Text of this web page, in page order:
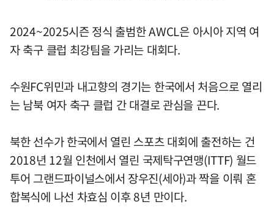
2024~2025시즌 정식 출범한 AWCL은 아시아 지역 여
자 축구 클럽 최강팀을 가리는 대회다.
수원FC위민과 내고향의 경기는 한국에서 처음으로 열리
는 남북 여자 축구 클럽 간 대결로 관심을 끈다.
북한 선수가 한국에서 열린 스포츠 대회에 출전하는 건
2018년 12월 인천에서 열린 국제탁구연맹(ITTF) 월드
투어 그랜드파이널스에서 장우진(세아)과 짝을 이뤄 혼
합복식에 나선 차효심 이후 8년 만이다.